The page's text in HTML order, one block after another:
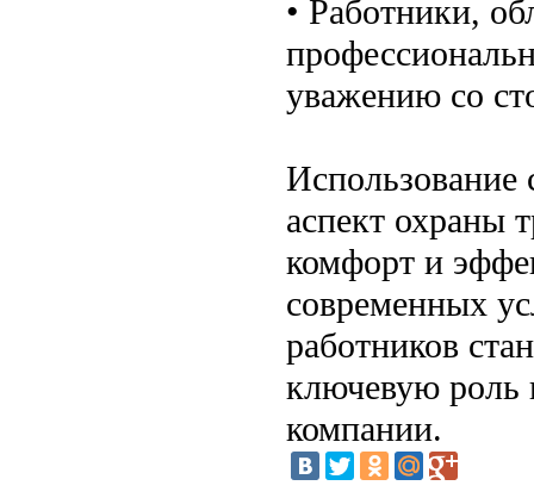
• Работники,
уважению со
Использование
аспект охраны
комфорт и
современных
работников
ключевую роль
компании.